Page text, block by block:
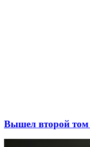
Вышел второй том